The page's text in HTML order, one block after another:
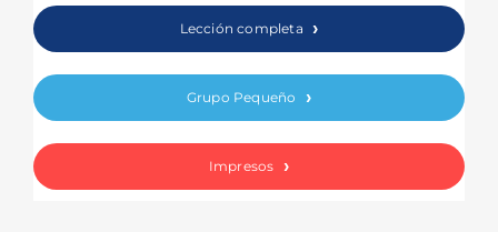
Lección completa
Grupo Pequeño
Impresos